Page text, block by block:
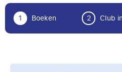
1 Boeken 2 Club